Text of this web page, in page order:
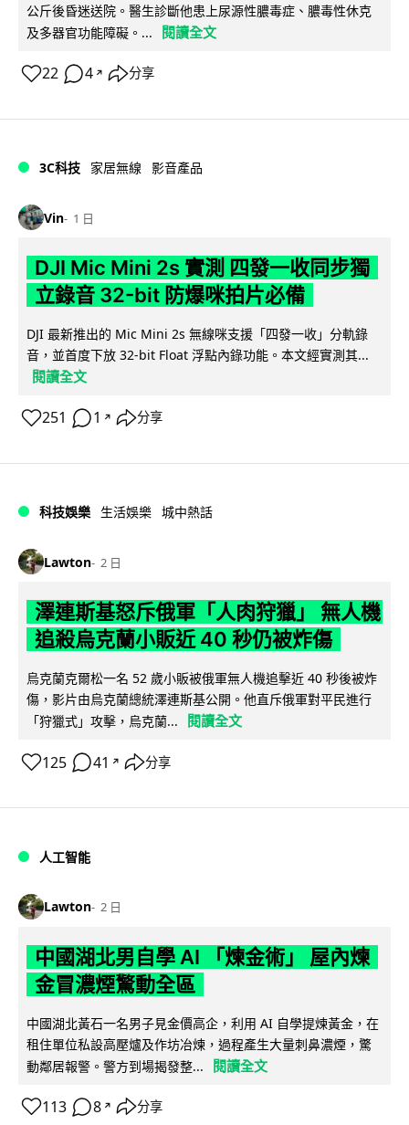
公斤後昏迷送院。醫生診斷他患上尿源性膿毒症、膿毒性休克
及多器官功能障礙。...
閱讀全文
22 4 ↗ 分享
3C科技 家居無線 影音產品
Vin 1 日
DJI Mic Mini 2s 實測 四發一收同步獨
立錄音 32-bit 防爆咪拍片必備
DJI 最新推出的 Mic Mini 2s 無線咪支援「四發一收」分軌錄
音，並首度下放 32-bit Float 浮點內錄功能。本文經實測其...
閱讀全文
251 1 ↗ 分享
科技娛樂 生活娛樂 城中熱話
Lawton 2 日
澤連斯基怒斥俄軍「人肉狩獵」 無人機
追殺烏克蘭小販近 40 秒仍被炸傷
烏克蘭克爾松一名 52 歲小販被俄軍無人機追擊近 40 秒後被炸
傷，影片由烏克蘭總統澤連斯基公開。他直斥俄軍對平民進行
「狩獵式」攻擊，烏克蘭...
閱讀全文
125 41 ↗ 分享
人工智能
Lawton 2 日
中國湖北男自學 AI 「煉金術」 屋內煉
金冒濃煙驚動全區
中國湖北黃石一名男子見金價高企，利用 AI 自學提煉黃金，在
租住單位私設高壓爐及作坊冶煉，過程產生大量刺鼻濃煙，驚
動鄰居報警。警方到場揭發整...
閱讀全文
113 8 ↗ 分享